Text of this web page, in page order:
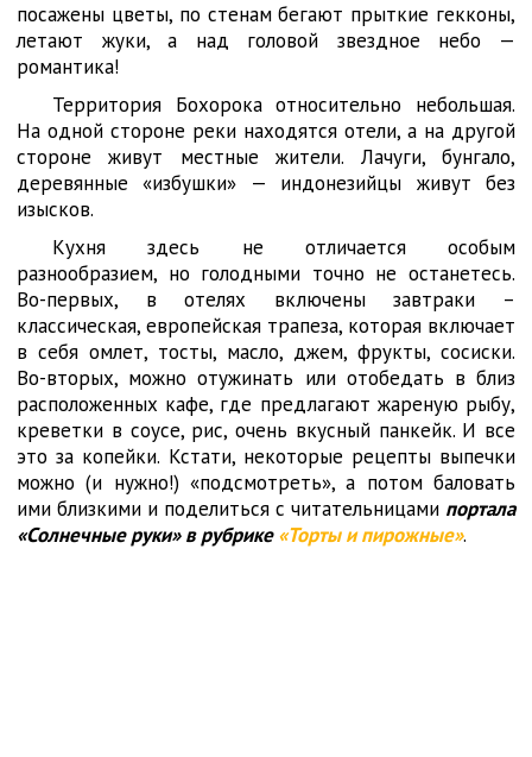
посажены цветы, по стенам бегают прыткие гекконы,
летают жуки, а над головой звездное небо —
романтика!
Территория Бохорока относительно небольшая.
На одной стороне реки находятся отели, а на другой
стороне живут местные жители. Лачуги, бунгало,
деревянные «избушки» — индонезийцы живут без
изысков.
Кухня здесь не отличается особым
разнообразием, но голодными точно не останетесь.
Во-первых, в отелях включены завтраки –
классическая, европейская трапеза, которая включает
в себя омлет, тосты, масло, джем, фрукты, сосиски.
Во-вторых, можно отужинать или отобедать в близ
расположенных кафе, где предлагают жареную рыбу,
креветки в соусе, рис, очень вкусный панкейк. И все
это за копейки. Кстати, некоторые рецепты выпечки
можно (и нужно!) «подсмотреть», а потом баловать
ими близкими и поделиться с читательницами портала
«Солнечные руки» в рубрике«Торты и пирожные».